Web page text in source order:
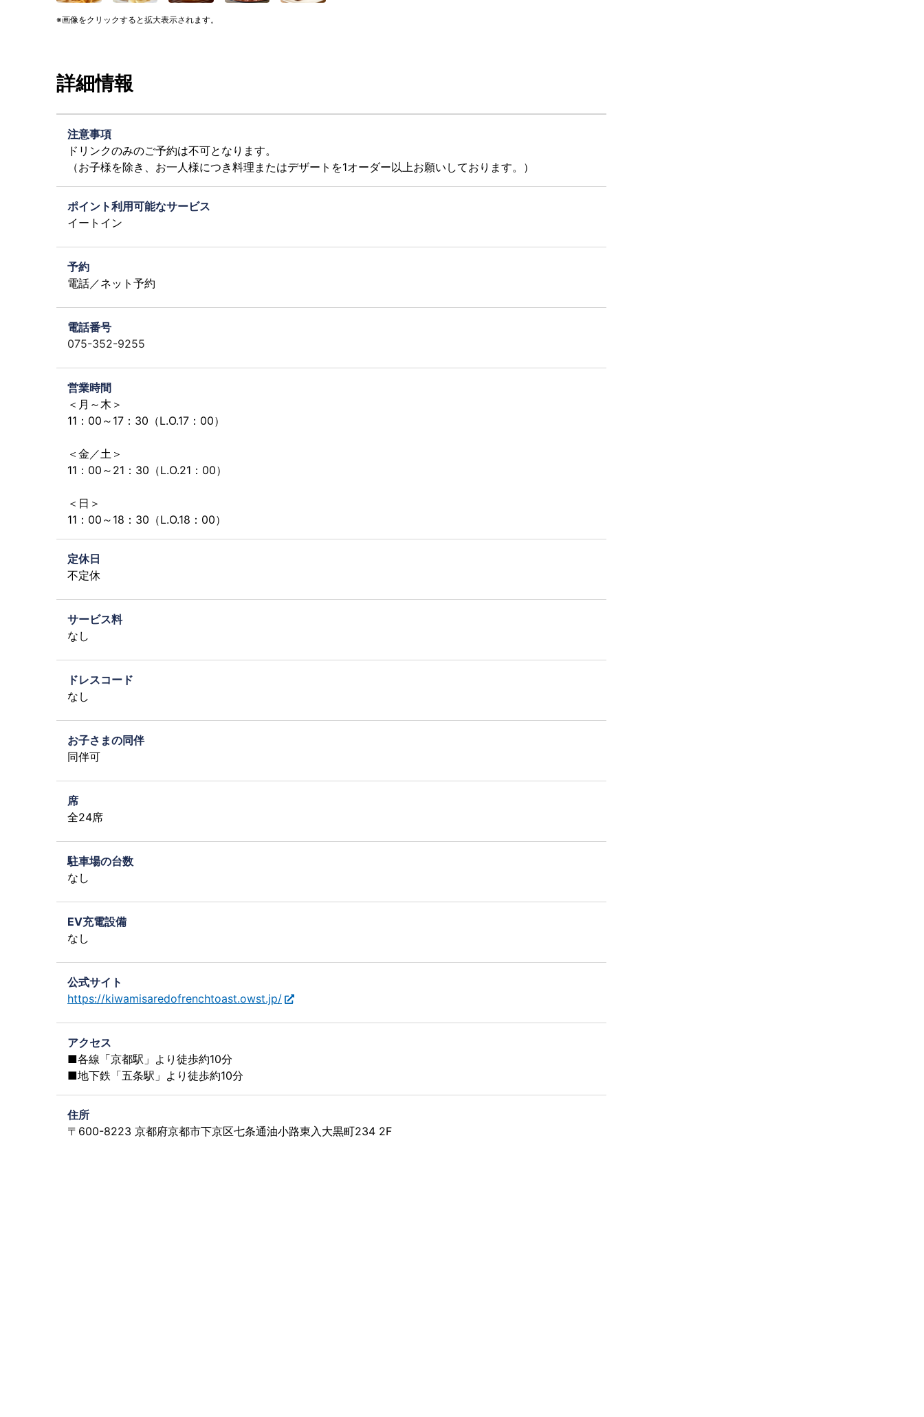
画像をクリックすると拡大表示されます。
詳細情報
注意事項
ドリンクのみのご予約は不可となります。
（お子様を除き、お一人様につき料理またはデザートを1オーダー以上お願いしております。）
ポイント利用可能なサービス
イートイン
予約
電話／ネット予約
電話番号
075-352-9255
営業時間
＜月～木＞
11：00～17：30（L.O.17：00）
＜金／土＞
11：00～21：30（L.O.21：00）
＜日＞
11：00～18：30（L.O.18：00）
定休日
不定休
サービス料
なし
ドレスコード
なし
お子さまの同伴
同伴可
席
全24席
駐車場の台数
なし
EV充電設備
なし
公式サイト
https://kiwamisaredofrenchtoast.owst.jp/
アクセス
■各線「京都駅」より徒歩約10分
■地下鉄「五条駅」より徒歩約10分
住所
〒600-8223 京都府京都市下京区七条通油小路東入大黒町234 2F